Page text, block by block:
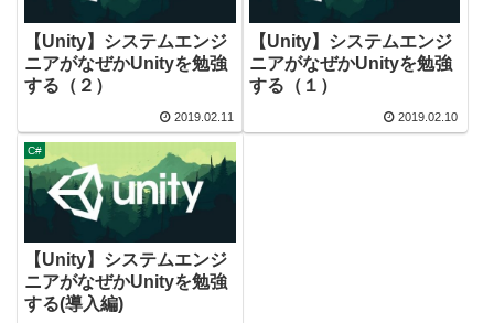
【Unity】システムエンジ
ニアがなぜかUnityを勉強
する（２）
2019.02.11
【Unity】システムエンジ
ニアがなぜかUnityを勉強
する（１）
2019.02.10
C#
【Unity】システムエンジ
ニアがなぜかUnityを勉強
する(導入編)